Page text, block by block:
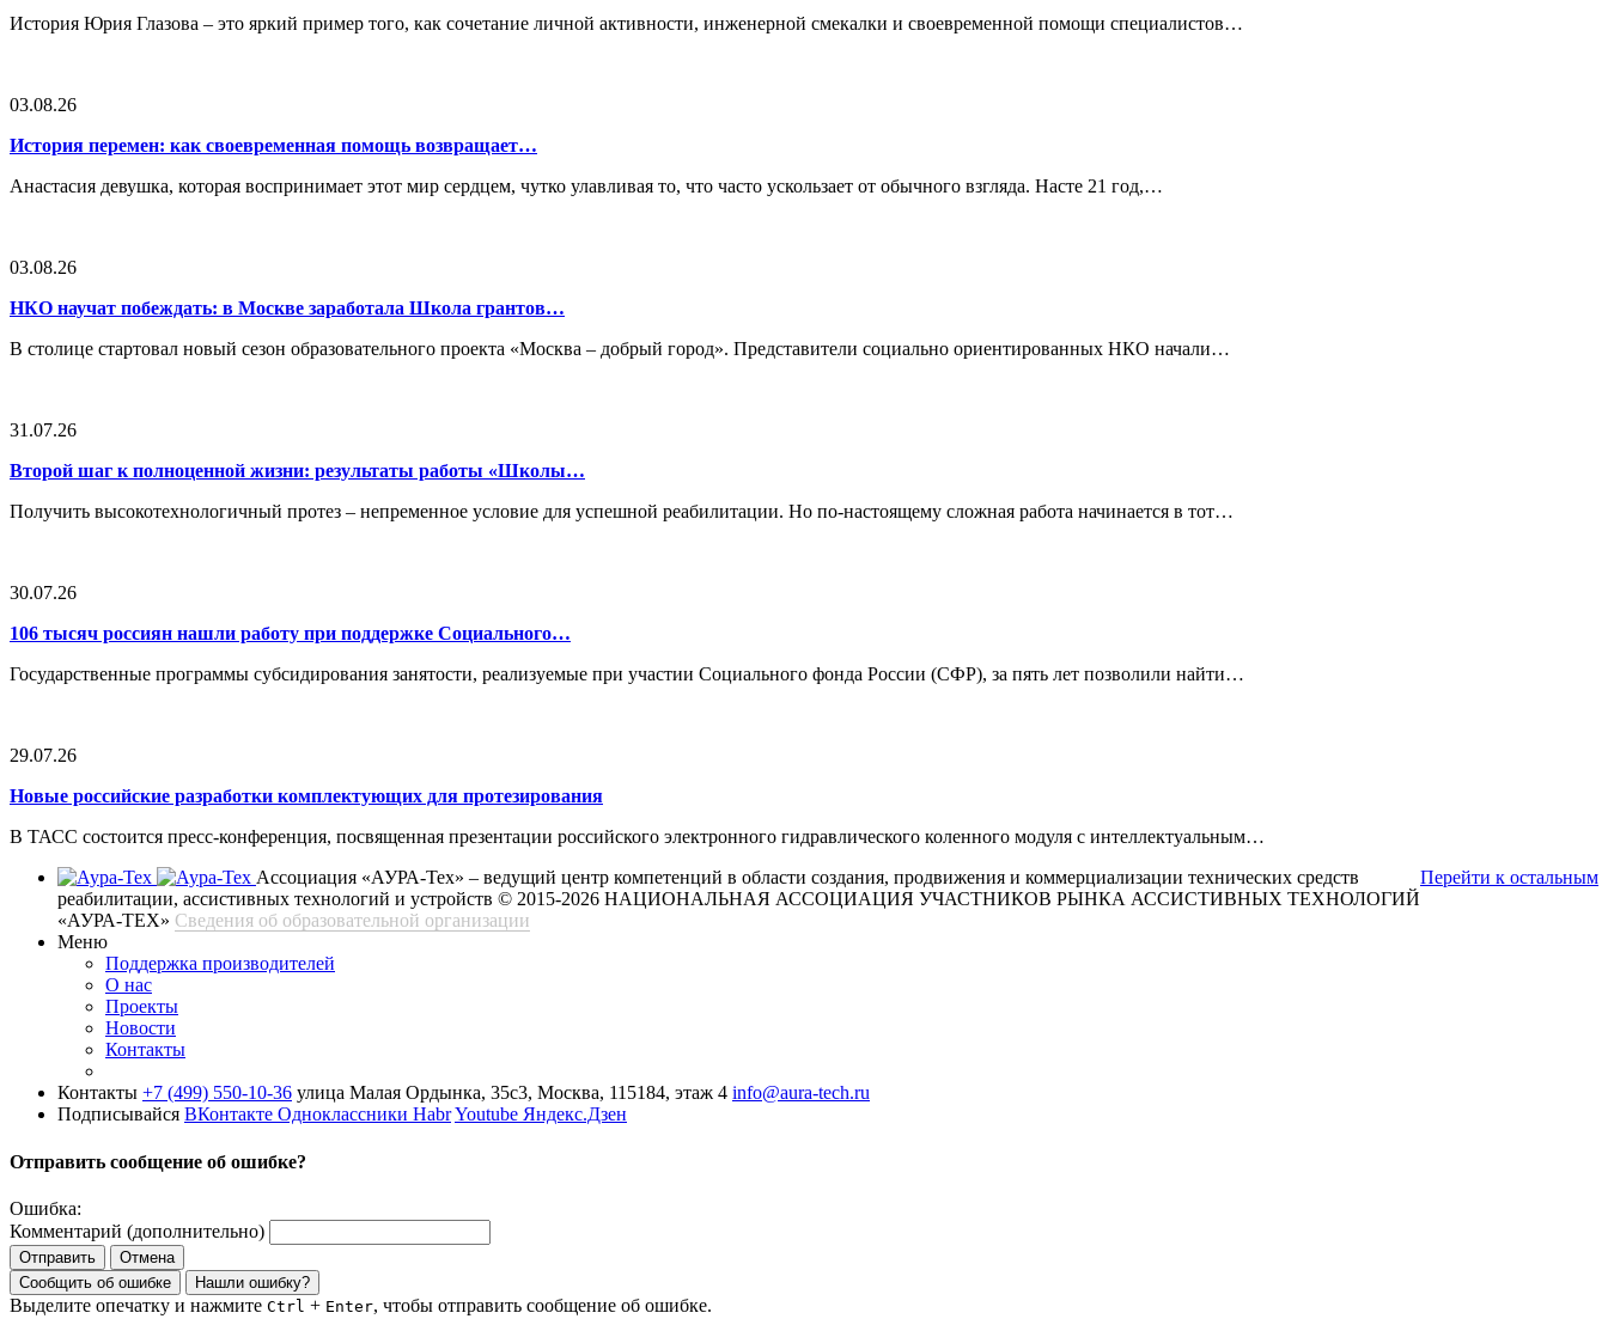
История Юрия Глазова – это яркий пример того, как сочетание личной активности, инженерной смекалки и своевременной помощи специалистов…
03.08.26
История перемен: как своевременная помощь возвращает…
Анастасия девушка, которая воспринимает этот мир сердцем, чутко улавливая то, что часто ускользает от обычного взгляда. Насте 21 год,…
03.08.26
НКО научат побеждать: в Москве заработала Школа грантов…
В столице стартовал новый сезон образовательного проекта «Москва – добрый город». Представители социально ориентированных НКО начали…
31.07.26
Второй шаг к полноценной жизни: результаты работы «Школы…
Получить высокотехнологичный протез – непременное условие для успешной реабилитации. Но по-настоящему сложная работа начинается в тот…
30.07.26
106 тысяч россиян нашли работу при поддержке Социального…
Государственные программы субсидирования занятости, реализуемые при участии Социального фонда России (СФР), за пять лет позволили найти…
29.07.26
Новые российские разработки комплектующих для протезирования
В ТАСС состоится пресс-конференция, посвященная презентации российского электронного гидравлического коленного модуля с интеллектуальным…
Перейти к остальным
Ассоциация «АУРА-Тех» – ведущий центр компетенций в области создания, продвижения и коммерциализации технических средств
реабилитации, ассистивных технологий и устройств © 2015-2026 НАЦИОНАЛЬНАЯ АССОЦИАЦИЯ УЧАСТНИКОВ РЫНКА АССИСТИВНЫХ ТЕХНОЛОГИЙ
«АУРА-ТЕХ» Сведения об образовательной организации
Меню
Поддержка производителей
О нас
Проекты
Новости
Контакты
Контакты +7 (499) 550-10-36 улица Малая Ордынка, 35с3, Москва, 115184, этаж 4 info@aura-tech.ru
Подписывайся ВКонтакте Одноклассники HabrYoutube Яндекс.Дзен
Отправить сообщение об ошибке?
Ошибка:
Комментарий (дополнительно)
Отправить
Отмена
Сообщить об ошибке
Нашли ошибку?
Выделите опечатку и нажмите Ctrl + Enter, чтобы отправить сообщение об ошибке.